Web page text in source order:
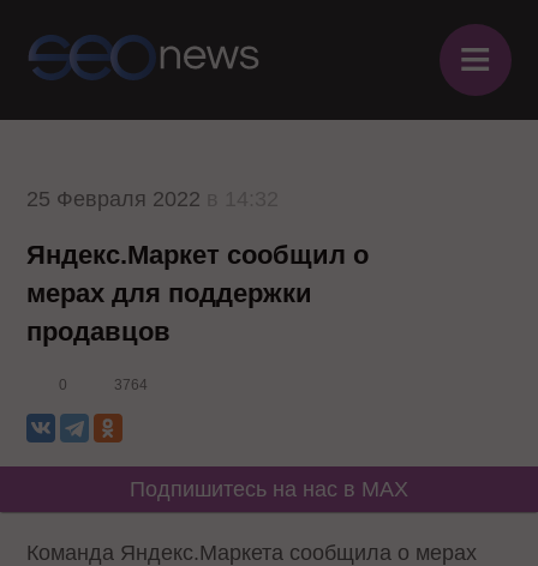
≡
25 Февраля 2022
Яндекс.Маркет сообщил о
мерах для поддержки
продавцов
0 3764
Подпишитесь на нас в MAX
Команда Яндекс.Маркета сообщила о мерах